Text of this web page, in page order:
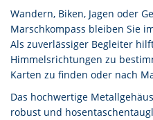
Wandern, Biken, Jagen oder
Marschkompass bleiben Sie
Als zuverlässiger Begleiter
Himmelsrichtungen zu
Karten zu finden oder nach
Das hochwertige
robust und